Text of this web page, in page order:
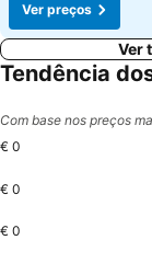
Ver preços
Ver
Tendência
Com base nos preços
€ 0
€ 0
€ 0